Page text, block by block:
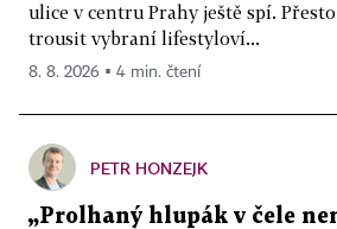
ulice v centru Prahy ještě spí.
trousit vybraní lifestyloví...
8. 8. 2026 ▪ 4 min. čtení
PETR HONZEJK
„Prolhaný hlupák v čele